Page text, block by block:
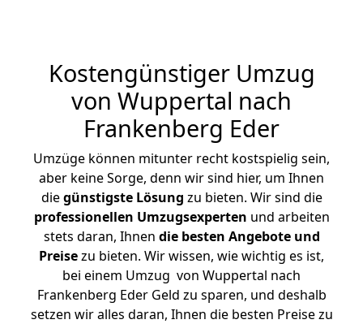
Kostengünstiger Umzug
von Wuppertal nach
Frankenberg Eder
Umzüge können mitunter recht kostspielig sein,
aber keine Sorge, denn wir sind hier, um Ihnen
diegünstigste Lösung zu bieten. Wir sind die
professionellen Umzugsexperten und arbeiten
stets daran, Ihnen die besten Angebote und
Preisezu bieten. Wir wissen, wie wichtig es ist,
bei einem Umzug von Wuppertal nach
Frankenberg Eder Geld zu sparen, und deshalb
setzen wir alles daran, Ihnen die besten Preise zu